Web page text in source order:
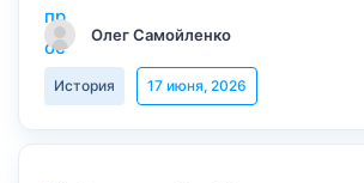
Олег Самойленко
История 17 июня, 2026